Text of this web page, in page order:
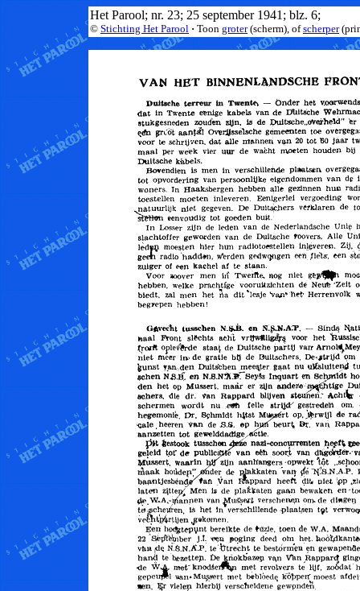
Het Parool; nr. 23; 25 september 1941; blz. 6;
© Stichting Het Parool · Toon groter(scherm), ofscherper